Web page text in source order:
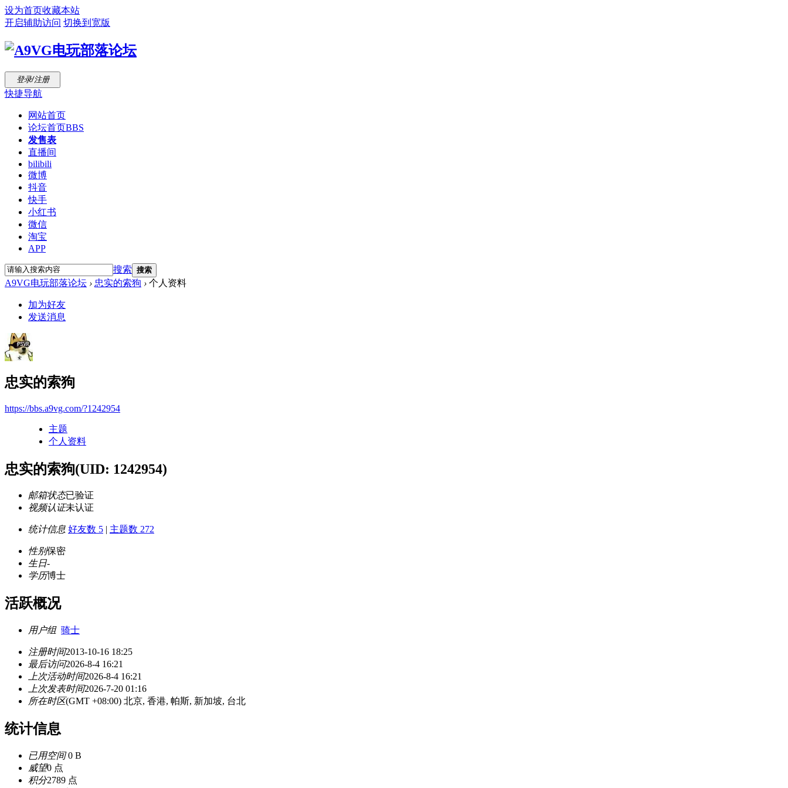
设为首页收藏本站
开启辅助访问 切换到宽版
登录/注册
快捷导航
网站首页
论坛首页BBS
发售表
直播间
bilibili
微博
抖音
快手
小红书
微信
淘宝
APP
搜索 搜索
A9VG电玩部落论坛 › 忠实的索狗 › 个人资料
加为好友
发送消息
忠实的索狗
https://bbs.a9vg.com/?1242954
主题
个人资料
忠实的索狗(UID: 1242954)
邮箱状态已验证
视频认证未认证
统计信息 好友数 5 | 主题数 272
性别保密
生日-
学历博士
活跃概况
用户组 骑士
注册时间2013-10-16 18:25
最后访问2026-8-4 16:21
上次活动时间2026-8-4 16:21
上次发表时间2026-7-20 01:16
所在时区(GMT +08:00) 北京, 香港, 帕斯, 新加坡, 台北
统计信息
已用空间0 B
威望0 点
积分2789 点